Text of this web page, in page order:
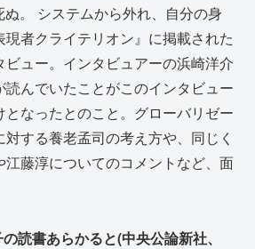
ぬ。 システムから外れ、自分の身
者クライテリオン』に掲載された
ュー。インタビュアーの浜崎洋介
んでいたことがこのインタビュー
となったとのこと。グローバリゼー
する養老孟司の考え方や、同じく
藤淳についてのコメントなど、面
読書あらかると(中央公論新社、